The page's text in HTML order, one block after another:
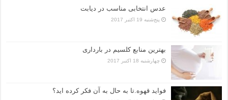
عدس انتخابی مناسب در دیابت
پنج‌شنبه 19 اکتبر 2017
بهترین منابع کلسیم در بارداری
چهارشنبه 18 اکتبر 2017
فواید قهوه.تا به حال به آن فکر کرده اید؟